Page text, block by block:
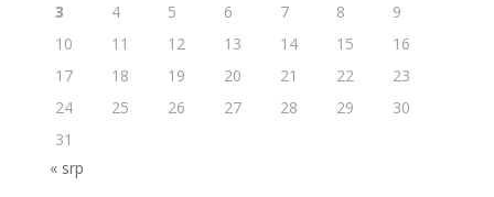
3
4 5 6 7 8
9
10
11 12 13 14 15
16
17
18 19 20 21 22
23
24
25 26 27 28 29
30
31
« srp